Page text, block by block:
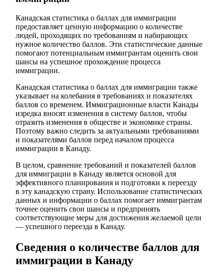
Канадская статистика о баллах для иммиграции
предоставляет ценную информацию о количестве
людей, проходящих по требованиям и набирающих
нужное количество баллов. Эти статистические данные
помогают потенциальным иммигрантам оценить свои
шансы на успешное прохождение процесса
иммиграции.
Канадская статистика о баллах для иммиграции также
указывает на колебания в требованиях и показателях
баллов со временем. Иммиграционные власти Канады
изредка вносят изменения в систему баллов, чтобы
отразить изменения в обществе и экономике страны.
Поэтому важно следить за актуальными требованиями
и показателями баллов перед началом процесса
иммиграции в Канаду.
В целом, сравнение требований и показателей баллов
для иммиграции в Канаду является основой для
эффективного планирования и подготовки к переезду
в эту канадскую страну. Использование статистических
данных и информации о баллах помогает иммигрантам
точнее оценить свои шансы и предпринять
соответствующие меры для достижения желаемой цели
— успешного переезда в Канаду.
Сведения о количестве баллов для
иммиграции в Канаду